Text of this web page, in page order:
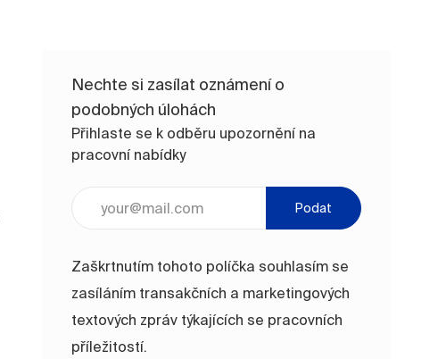
Nechte si zasílat oznámení o
podobných úlohách
Přihlaste se k odběru upozornění na
pracovní nabídky
Zaškrtnutím tohoto políčka souhlasím se
zasíláním transakčních a marketingových
textových zpráv týkajících se pracovních
příležitostí.
Podat